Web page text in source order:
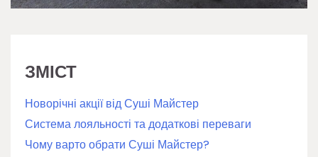
ЗМІСТ
Новорічні акції від Суші Майстер
Система лояльності та додаткові переваги
Чому варто обрати Суші Майстер?